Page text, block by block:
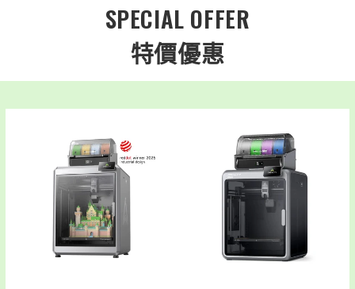
SPECIAL OFFER
特價優惠